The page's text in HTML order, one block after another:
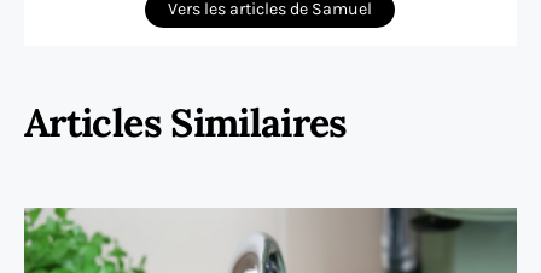
Vers les articles de Samuel
Articles Similaires